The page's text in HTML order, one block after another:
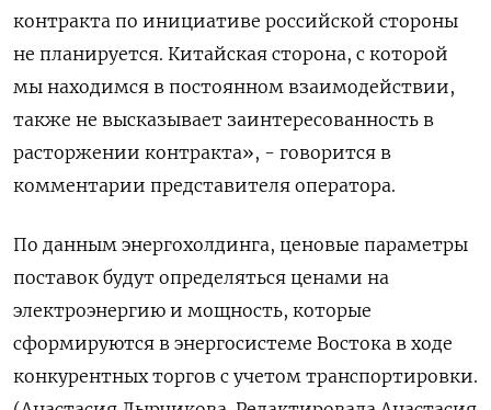
контракта по инициативе российской стороны
не планируется. Китайская сторона, с ‍которой
мы находимся в постоянном взаимодействии,
также не высказывает заинтересованность в
расторжении контракта», - говорится в
комментарии представителя оператора.
По данным энергохолдинга, ценовые параметры
поставок будут определяться ценами на
электроэнергию ⁠и мощность, которые
сформируются в энергосистеме Востока в ходе
конкурентных торгов с учетом транспортировки.